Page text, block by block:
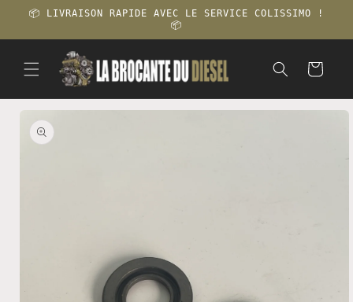
passer
📦 LIVRAISON RAPIDE AVEC LE SERVICE COLISSIMO !
📦
Panier
Passer aux
informations
produits